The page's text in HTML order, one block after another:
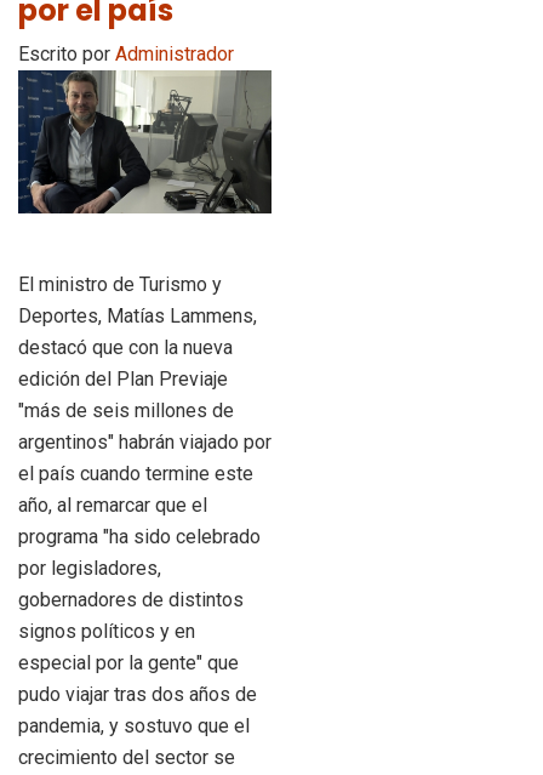
por el país
Escrito por Administrador
El ministro de Turismo y
Deportes, Matías Lammens,
destacó que con la nueva
edición del Plan Previaje
"más de seis millones de
argentinos" habrán viajado por
el país cuando termine este
año, al remarcar que el
programa "ha sido celebrado
por legisladores,
gobernadores de distintos
signos políticos y en
especial por la gente" que
pudo viajar tras dos años de
pandemia, y sostuvo que el
crecimiento del sector se